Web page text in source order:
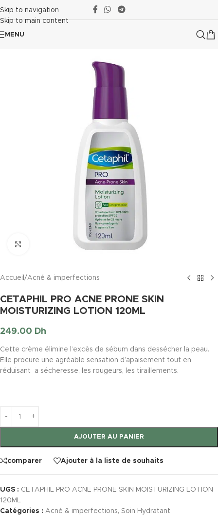
Skip to navigation
Skip to main content
MENU
Click to enlarge
Accueil /Acné & imperfections
CETAPHIL PRO ACNE PRONE SKIN
MOISTURIZING LOTION 120ML
249.00 Dh
Cette crème élimine l’excès de sébum dans dessécher la peau.
Elle procure une agréable sensation d’apaisement tout en
réduisant a sécheresse, les rougeurs, les tiraillements.
AJOUTER AU PANIER
comparer Ajouter à la liste de souhaits
UGS : CETAPHIL PRO ACNE PRONE SKIN MOISTURIZING LOTION
120ML
Catégories : Acné & imperfections, Soin Hydratant